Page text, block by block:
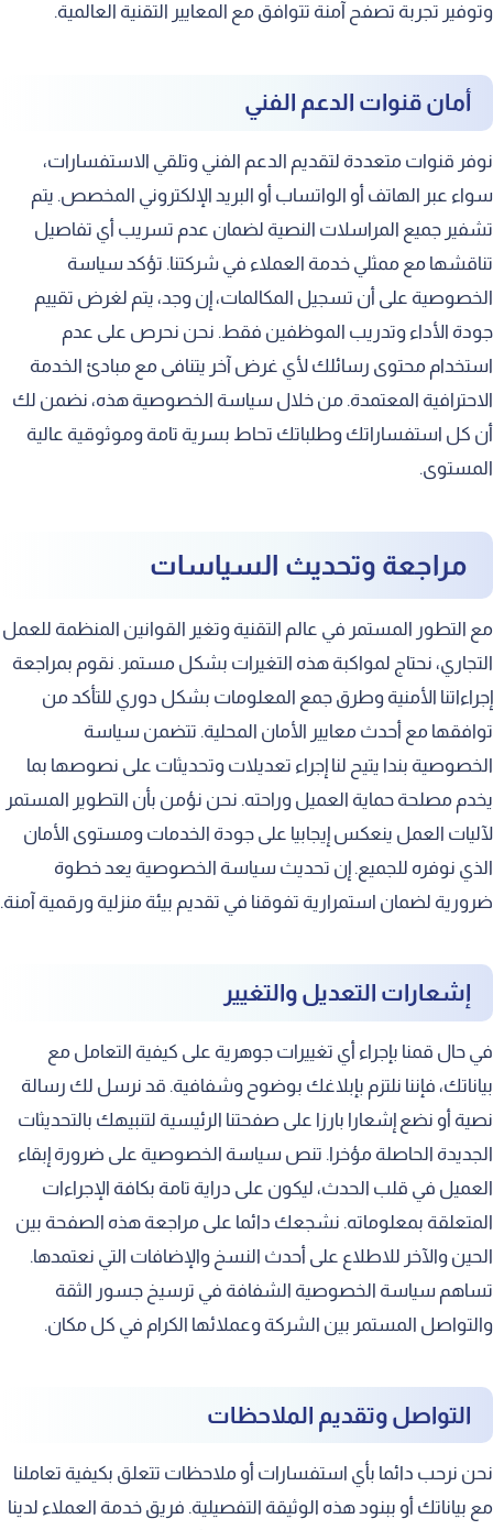
وتوفير تجربة تصفح آمنة تتوافق مع المعايير التقنية العالمية.
أمان قنوات الدعم الفني
نوفر قنوات متعددة لتقديم الدعم الفني وتلقي الاستفسارات،
سواء عبر الهاتف أو الواتساب أو البريد الإلكتروني المخصص. يتم
تشفير جميع المراسلات النصية لضمان عدم تسريب أي تفاصيل
تناقشها مع ممثلي خدمة العملاء في شركتنا. تؤكد سياسة
الخصوصية على أن تسجيل المكالمات، إن وجد، يتم لغرض تقييم
جودة الأداء وتدريب الموظفين فقط. نحن نحرص على عدم
استخدام محتوى رسائلك لأي غرض آخر يتنافى مع مبادئ الخدمة
الاحترافية المعتمدة. من خلال سياسة الخصوصية هذه، نضمن لك
أن كل استفساراتك وطلباتك تحاط بسرية تامة وموثوقية عالية
المستوى.
مراجعة وتحديث السياسات
مع التطور المستمر في عالم التقنية وتغير القوانين المنظمة للعمل
التجاري، نحتاج لمواكبة هذه التغيرات بشكل مستمر. نقوم بمراجعة
إجراءاتنا الأمنية وطرق جمع المعلومات بشكل دوري للتأكد من
توافقها مع أحدث معايير الأمان المحلية. تتضمن سياسة
الخصوصية بندا يتيح لنا إجراء تعديلات وتحديثات على نصوصها بما
يخدم مصلحة حماية العميل وراحته. نحن نؤمن بأن التطوير المستمر
لآليات العمل ينعكس إيجابيا على جودة الخدمات ومستوى الأمان
الذي نوفره للجميع. إن تحديث سياسة الخصوصية يعد خطوة
ضرورية لضمان استمرارية تفوقنا في تقديم بيئة منزلية ورقمية آمنة.
إشعارات التعديل والتغيير
في حال قمنا بإجراء أي تغييرات جوهرية على كيفية التعامل مع
بياناتك، فإننا نلتزم بإبلاغك بوضوح وشفافية. قد نرسل لك رسالة
نصية أو نضع إشعارا بارزا على صفحتنا الرئيسية لتنبيهك بالتحديثات
الجديدة الحاصلة مؤخرا. تنص سياسة الخصوصية على ضرورة إبقاء
العميل في قلب الحدث، ليكون على دراية تامة بكافة الإجراءات
المتعلقة بمعلوماته. نشجعك دائما على مراجعة هذه الصفحة بين
الحين والآخر للاطلاع على أحدث النسخ والإضافات التي نعتمدها.
تساهم سياسة الخصوصية الشفافة في ترسيخ جسور الثقة
والتواصل المستمر بين الشركة وعملائها الكرام في كل مكان.
التواصل وتقديم الملاحظات
نحن نرحب دائما بأي استفسارات أو ملاحظات تتعلق بكيفية تعاملنا
مع بياناتك أو ببنود هذه الوثيقة التفصيلية. فريق خدمة العملاء لدينا